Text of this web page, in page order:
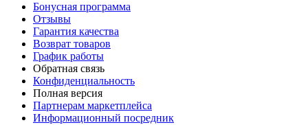
Бонусная программа
Отзывы
Гарантия качества
Возврат товаров
График работы
Обратная связь
Конфиденциальность
Полная версия
Партнерам маркетплейса
Информационный посредник